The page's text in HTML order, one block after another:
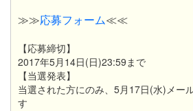
≫≫応募フォーム≪≪
【応募締切】
2017年5月14日(日)23:59まで
【当選発表】
当選された方にのみ、5月17日(水)メー
す